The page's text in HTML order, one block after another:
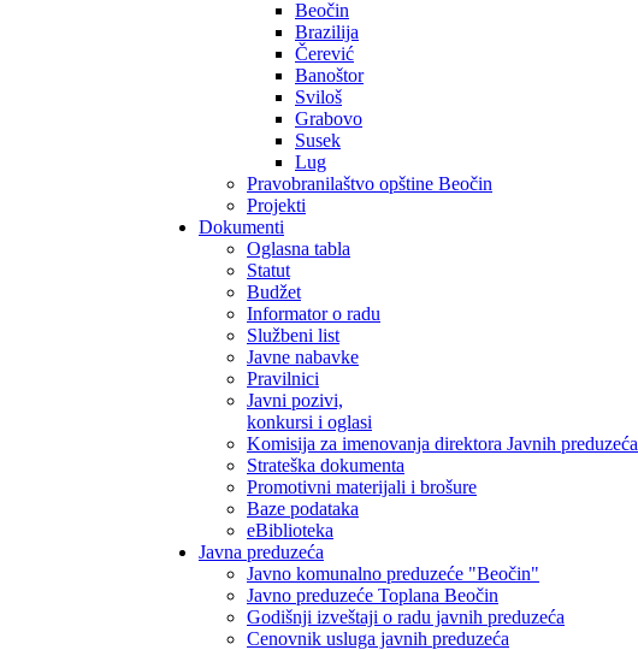
Beočin
Brazilija
Čerević
Banoštor
Sviloš
Grabovo
Susek
Lug
Pravobranilaštvo opštine Beočin
Projekti
Dokumenti
Oglasna tabla
Statut
Budžet
Informator o radu
Službeni list
Javne nabavke
Pravilnici
Javni pozivi,
konkursi i oglasi
Komisija za imenovanja direktora Javnih preduzeća
Strateška dokumenta
Promotivni materijali i brošure
Baze podataka
eBiblioteka
Javna preduzeća
Javno komunalno preduzeće "Beočin"
Javno preduzeće Toplana Beočin
Godišnji izveštaji o radu javnih preduzeća
Cenovnik usluga javnih preduzeća